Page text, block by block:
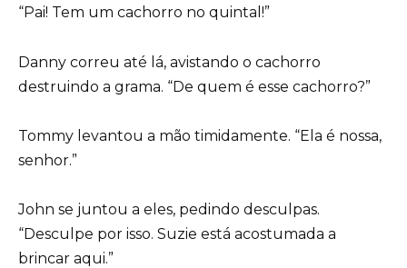
“Pai! Tem um cachorro no quintal!”
Danny correu até lá, avistando o cachorro
destruindo a grama. “De quem é esse cachorro?”
Tommy levantou a mão timidamente. “Ela é nossa,
senhor.”
John se juntou a eles, pedindo desculpas.
“Desculpe por isso. Suzie está acostumada a
brincar aqui.”